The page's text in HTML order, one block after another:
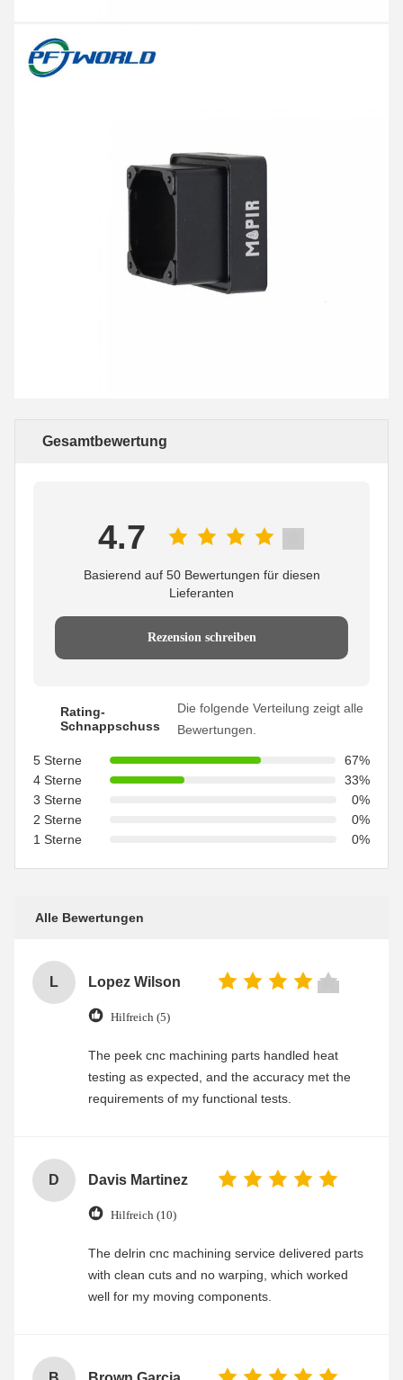
Gesamtbewertung
4.7
Basierend auf 50 Bewertungen für diesen
Lieferanten
Rezension schreiben
Rating-
Schnappschuss
Die folgende Verteilung zeigt alle
Bewertungen.
5 Sterne
67%
4 Sterne
33%
3 Sterne
0%
2 Sterne
0%
1 Sterne
0%
Alle Bewertungen
L Lopez Wilson
Hilfreich (5)
The peek cnc machining parts handled heat
testing as expected, and the accuracy met the
requirements of my functional tests.
D Davis Martinez
Hilfreich (10)
The delrin cnc machining service delivered parts
with clean cuts and no warping, which worked
well for my moving components.